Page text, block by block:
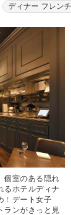
ディナー フレンチ
個室のある隠れ
るホテルディナ
！デート女子
ランがきっと見